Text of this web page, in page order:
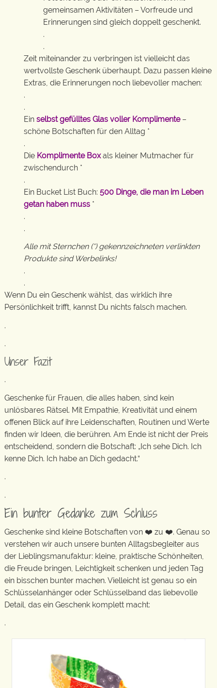
gemeinsamen Aktivitäten – Vorfreude und
Erinnerungen sind gleich doppelt geschenkt.
.
.
Zeit miteinander zu verbringen ist vielleicht das
wertvollste Geschenk überhaupt. Dazu passen kleine
Extras, die Erinnerungen noch liebevoller machen:
.
.
Ein selbst gefülltes Glas voller Komplimente–
schöne Botschaften für den Alltag *
.
Die Komplimente Boxals kleiner Mutmacher für
zwischendurch *
.
Ein Bucket List Buch: 500 Dinge, die man im Leben
getan haben muss *
.
.
Alle mit Sternchen (*) gekennzeichneten verlinkten
Produkte sind Werbelinks!
.
.
Wenn Du ein Geschenk wählst, das wirklich ihre
Persönlichkeit trifft, kannst Du nichts falsch machen.
.
.
Unser Fazit
.
Geschenke für Frauen, die alles haben, sind kein
unlösbares Rätsel. Mit Empathie, Kreativität und einem
offenen Blick auf ihre Leidenschaften, Routinen und Werte
finden wir Ideen, die berühren. Am Ende ist nicht der Preis
entscheidend, sondern die Botschaft: „Ich sehe Dich. Ich
kenne Dich. Ich habe an Dich gedacht.“
.
.
Ein bunter Gedanke zum Schluss
Geschenke sind kleine Botschaften von ❤️ zu ❤️. Genau so
verstehen wir auch unsere bunten Alltagsbegleiter aus
der Lieblingsmanufaktur: kleine, praktische Schönheiten,
die Freude bringen, Leichtigkeit schenken und jeden Tag
ein bisschen bunter machen. Vielleicht ist genau so ein
Schlüsselanhänger oder Schlüsselband das liebevolle
Detail, das ein Geschenk komplett macht:
.